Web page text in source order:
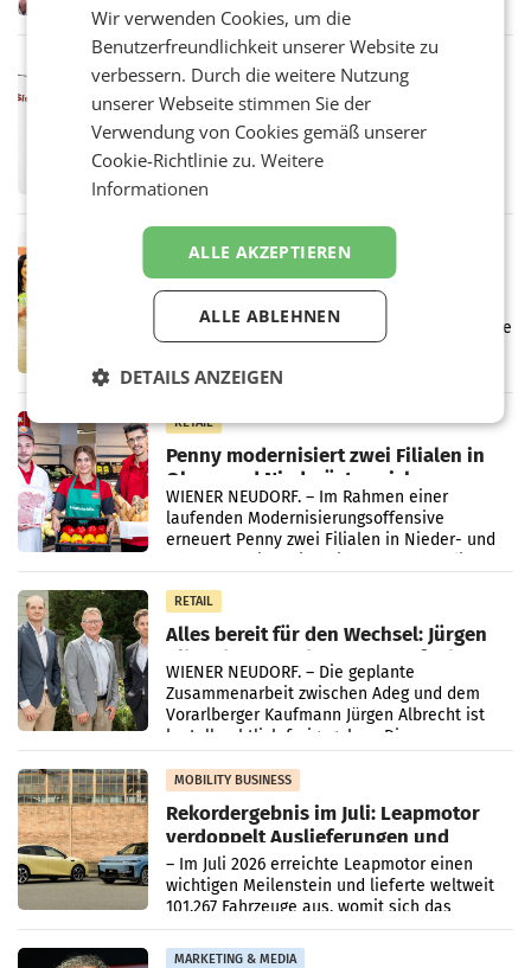
von 1.544,0 Mio. EUR erwirtschaftet, was
einem Plus von 3,8 Prozent gegenüber dem
Vergleichszeitraum
MARKETING & MEDIA
ProSiebenSat.1 spart und macht
überraschend viel Gewinn
UNTERFÖHRING/MAILAND/AMSTERDAM. Der
Fernsehkonzern ProSiebenSat.1 hat im
Frühjahr dank Kostensenkungen operativ
Markterwartung deutlich übertroffen.
RETAIL
Eine Bühne für Zirkularität: ARA und
Müller informieren am POS über
Kreislauffähigkeit
Über den gesamten August hinweg rücken die
Altstoff Recycling Austria AG (ARA) und der
Handelskonzern Müller die Initiative
RETAIL
Penny modernisiert zwei Filialen in
Ober- und Niederösterreich
WIENER NEUDORF. – Im Rahmen einer
laufenden Modernisierungsoffensive
erneuert Penny zwei Filialen in Nieder- und
RETAIL
Alles bereit für den Wechsel: Jürgen
Albrecht setzt ab 1.1.2027 auf Adeg
WIENER NEUDORF. – Die geplante
Zusammenarbeit zwischen Adeg und dem
Vorarlberger Kaufmann Jürgen Albrecht ist
kartellrechtlich freigegeben: Die
Bundeswettbewerbsbehörde und der
Bundeskartellanwalt
MOBILITY BUSINESS
Rekordergebnis im Juli: Leapmotor
verdoppelt Auslieferungen und
überschreitet die 100.000er-Marke
– Im Juli 2026 erreichte Leapmotor einen
wichtigen Meilenstein und lieferte weltweit
101.267 Fahrzeuge aus, womit sich das
Ergebnis gegenüber Juli 2025 mehr als
verdoppelte (+102
MARKETING & MEDIA
Wir verwenden Cookies, um die
Benutzerfreundlichkeit unserer Website zu
verbessern. Durch die weitere Nutzung
unserer Webseite stimmen Sie der
Verwendung von Cookies gemäß unserer
Cookie-Richtlinie zu.Weitere
Informationen
ALLE AKZEPTIEREN
ALLE ABLEHNEN
DETAILS ANZEIGEN